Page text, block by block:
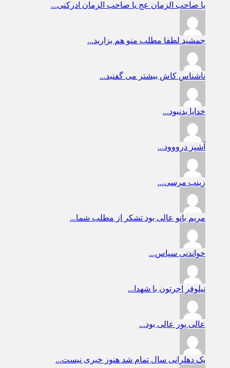
یا صاحب الزمان عج یا صاحب الزمان ادرکنی...
جمشید لطفا مطلب منو هم بزارید...
ناشناس کاش بیشتر می گفتید...
خدایا بدنبود...
آشپز درووود...
زینب مرسی...
مریم بانو عالی بود تشکر از مطلب شما...
خواندنی سپاس...
نیلوفر اجرتون با شهدا...
عالی پور عالی بود...
یک دهلرانی سال تمام شد هنوز خبری نیست...